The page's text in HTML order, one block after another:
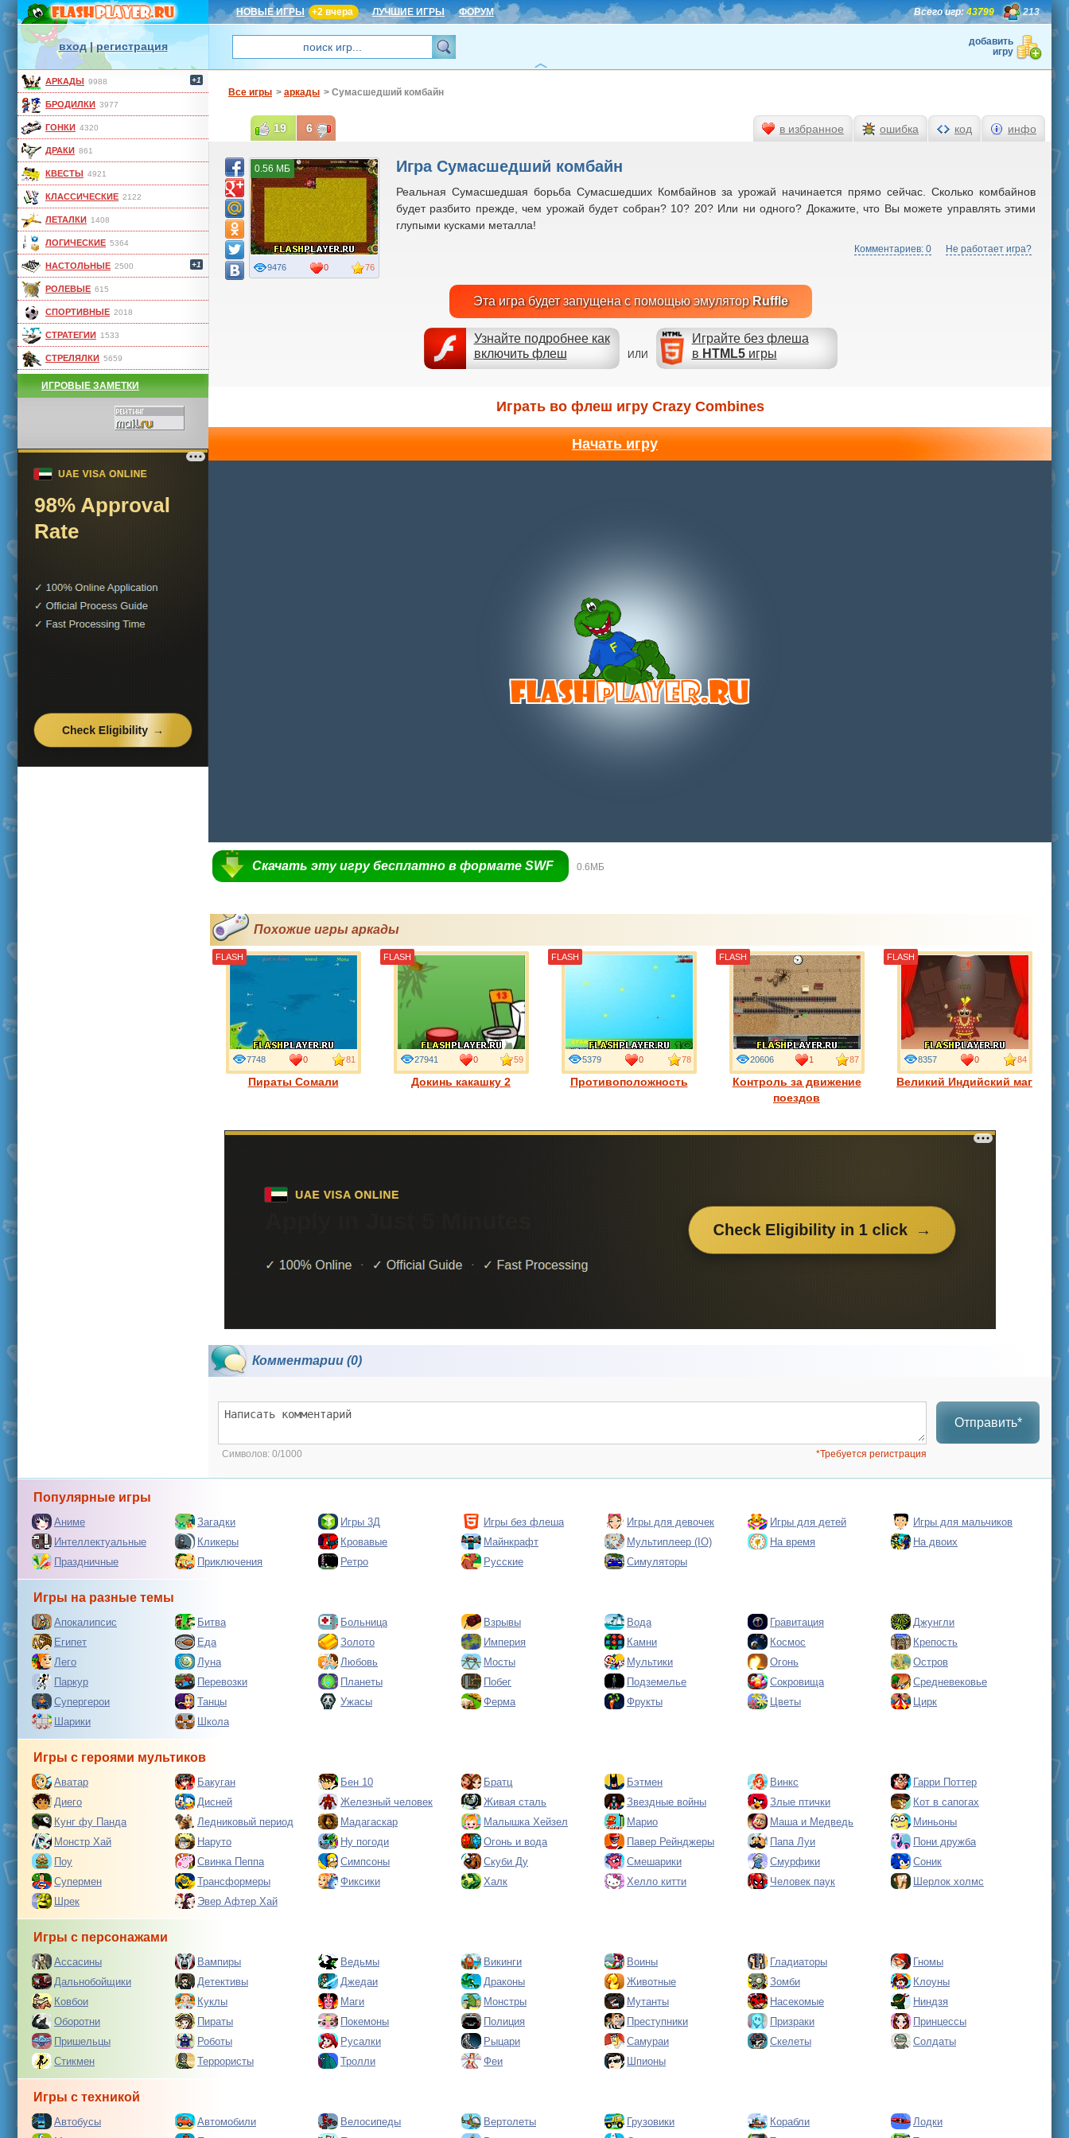
НОВЫЕ ИГРЫ +2 вчера ЛУЧШИЕ ИГРЫ ФОРУМ 213
Всего игр:43799
вход|регистрация
добавить
игру
АРКАДЫ 9988 +1
БРОДИЛКИ 3977
ГОНКИ 4320
ДРАКИ 861
КВЕСТЫ 4921
КЛАССИЧЕСКИЕ 2122
ЛЕТАЛКИ 1408
ЛОГИЧЕСКИЕ 5364
НАСТОЛЬНЫЕ 2500 +1
РОЛЕВЫЕ 615
СПОРТИВНЫЕ 2018
СТРАТЕГИИ 1533
СТРЕЛЯЛКИ 5659
ИГРОВЫЕ ЗАМЕТКИ
Все игры > аркады > Сумасшедший комбайн
Игра Сумасшедший комбайн
Реальная Сумаcшедшая борьба Сумаcшедших Комбайнов за урожай начинается прямо сейчас. Сколько комбайнов
будет разбито прежде, чем урожай будет собран? 10? 20? Или ни одного? Докажите, что Вы можете управлять этими
глупыми кусками металла!
Комментариев: 0 Не работает игра?
Эта игра будет запущена с помощью эмулятор Ruffle
Узнайте подробнее как
включить флеш
ИЛИ
Играйте без флеша
в HTML5игры
76
9476 0
0.56 МБ
19 6 в избранное ошибка код инфо
Играть во флеш игру Crazy Combines
Начать игру
Скачать эту игру бесплатно в формате SWF 0.6МБ
Похожие игры аркады
Пираты Сомали
7748 0 81
FLASH
Докинь какашку 2
27941 0 59
FLASH
Противоположность
5379 0 78
FLASH
Контроль за движение
поездов
20606 1 87
FLASH
Великий Индийский маг
8357 0 84
FLASH
Комментарии (0)
Отправить*
Символов: 0/1000 *Требуется регистрация
Популярные игры
Аниме Загадки Игры 3Д Игры без флеша Игры для девочек Игры для детей
Игры для мальчиков
Интеллектуальные
Кликеры Кровавые Майнкрафт Мультиплеер (IO) На время
На двоих
Праздничные
Приключения Ретро Русские Симуляторы
Игры на разные темы
Апокалипсис Битва Больница Взрывы Вода Гравитация
Джунгли
Египет
Еда Золото Империя Камни Космос
Крепость
Лего
Луна Любовь Мосты Мультики Огонь
Остров
Паркур
Перевозки Планеты Побег Подземелье Сокровища
Средневековье
Супергерои
Танцы Ужасы Ферма Фрукты Цветы
Цирк
Шарики
Школа
Игры с героями мультиков
Аватар Бакуган Бен 10 Братц Бэтмен Винкс
Гарри Поттер
Диего
Дисней Железный человек Живая сталь Звездные войны Злые птички
Кот в сапогах
Кунг фу Панда
Ледниковый период Мадагаскар Малышка Хейзел Марио Маша и Медведь
Миньоны
Монстр Хай
Наруто Ну погоди Огонь и вода Павер Рейнджеры Папа Луи
Пони дружба
Поу
Свинка Пеппа Симпсоны Скуби Ду Смешарики Смурфики
Соник
Супермен
Трансформеры Фиксики Халк Хелло китти Человек паук
Шерлок холмс
Шрек
Эвер Афтер Хай
Игры с персонажами
Ассасины Вампиры Ведьмы Викинги Воины Гладиаторы
Гномы
Дальнобойщики
Детективы Джедаи Драконы Животные Зомби
Клоуны
Ковбои
Куклы Маги Монстры Мутанты Насекомые
Ниндзя
Оборотни
Пираты Покемоны Полиция Преступники Призраки
Принцессы
Пришельцы
Роботы Русалки Рыцари Самураи Скелеты
Солдаты
Стикмен
Террористы Тролли Феи Шпионы
Игры с техникой
Автобусы Автомобили Велосипеды Вертолеты Грузовики Корабли
Лодки